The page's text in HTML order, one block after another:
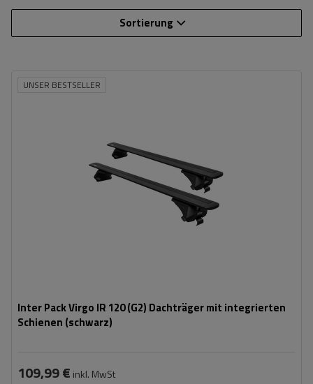
Sortierung
UNSER BESTSELLER
Inter Pack Virgo IR 120 (G2) Dachträger mit integrierten
Schienen (schwarz)
109,99 € inkl. MwSt